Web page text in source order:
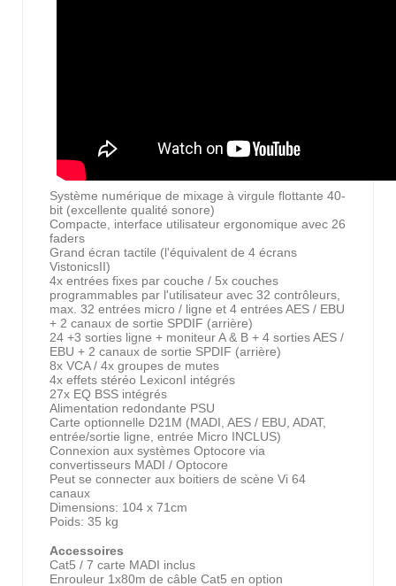
Système numérique de mixage à virgule flottante 40-
bit (excellente qualité sonore)
Compacte, interface utilisateur ergonomique avec 26
faders
Grand écran tactile (l'équivalent de 4 écrans
VistonicsII)
4x entrées fixes par couche / 5x couches
programmables par l'utilisateur avec 32 contrôleurs,
max. 32 entrées micro / ligne et 4 entrées AES / EBU
+ 2 canaux de sortie SPDIF (arrière)
24 +3 sorties ligne + moniteur A & B + 4 sorties AES /
EBU + 2 canaux de sortie SPDIF (arrière)
8x VCA / 4x groupes de mutes
4x effets stéréo LexiconI intégrés
27x EQ BSS intégrés
Alimentation redondante PSU
Carte optionnelle D21M (MADI, AES / EBU, ADAT,
entrée/sortie ligne, entrée Micro INCLUS)
Connexion aux systèmes Optocore via
convertisseurs MADI / Optocore
Peut se connecter aux boitiers de scène Vi 64
canaux
Dimensions: 104 x 71cm
Poids: 35 kg
Accessoires
Cat5 / 7 carte MADI inclus
Enrouleur 1x80m de câble Cat5 en option